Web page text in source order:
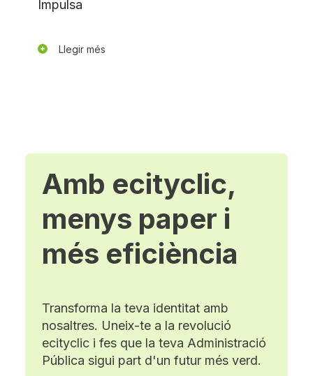
Impulsa
Llegir més
Amb ecityclic,
menys paper i
més eficiència
Transforma la teva identitat amb
nosaltres. Uneix-te a la revolució
ecityclic i fes que la teva Administració
Pública sigui part d'un futur més verd.